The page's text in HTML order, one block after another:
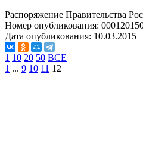
Распоряжение Правительства
Номер опубликования:
Дата опубликования: 10.03.2015
1 10 20 50 ВСЕ
1 ... 9 10 11 12